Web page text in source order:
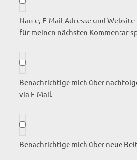
Name, E-Mail-Adresse und
für meinen nächsten Kommentar
Benachrichtige mich über
via E-Mail.
Benachrichtige mich über neue